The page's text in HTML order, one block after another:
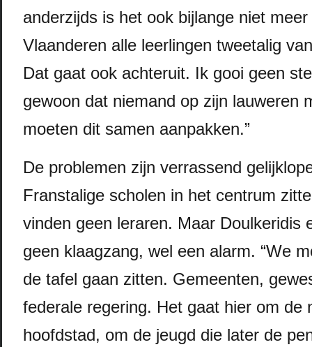
anderzijds is het ook bijlange niet
Vlaanderen alle leerlingen tweetalig
Dat gaat ook achteruit. Ik gooi geen
gewoon dat niemand op zijn lauweren
moeten dit samen aanpakken.”
De problemen zijn verrassend
Franstalige scholen in het centrum
vinden geen leraren. Maar Doulkeridis
geen klaagzang, wel een alarm. “We
de tafel gaan zitten. Gemeenten,
federale regering. Het gaat hier om de
hoofdstad, om de jeugd die later de